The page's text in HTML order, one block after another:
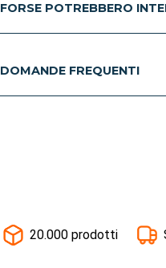
FORSE POTREBBERO
DOMANDE FREQUENTI
20.000 prodotti